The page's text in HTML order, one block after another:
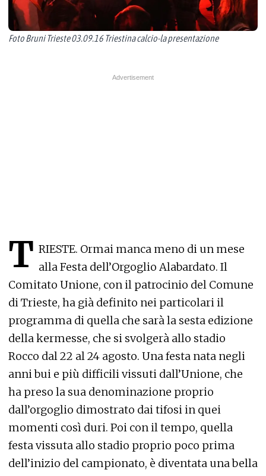
Foto Bruni Trieste 03.09.16 Triestina calcio-la presentazione
T RIESTE. Ormai manca meno di un mese
alla Festa dell’Orgoglio Alabardato. Il
Comitato Unione, con il patrocinio del Comune
di Trieste, ha già definito nei particolari il
programma di quella che sarà la sesta edizione
della kermesse, che si svolgerà allo stadio
Rocco dal 22 al 24 agosto. Una festa nata negli
anni bui e più difficili vissuti dall’Unione, che
ha preso la sua denominazione proprio
dall’orgoglio dimostrato dai tifosi in quei
momenti così duri. Poi con il tempo, quella
festa vissuta allo stadio proprio poco prima
dell’inizio del campionato, è diventata una bella